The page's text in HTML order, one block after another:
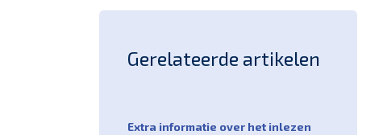
Gerelateerde artikelen
Extra informatie over het inlezen